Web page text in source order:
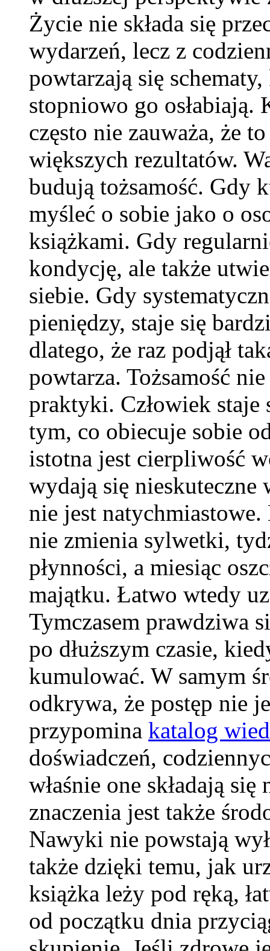
Życie nie składa się
wydarzeń, lecz z
powtarzają się
stopniowo go osłabiają.
często nie zauważa, że
większych rezultatów.
budują tożsamość. Gdy
myśleć o sobie jako o
książkami. Gdy
kondycję, ale także
siebie. Gdy
pieniędzy, staje się
dlatego, że raz podjął
powtarza. Tożsamość
praktyki. Człowiek staje
tym, co obiecuje sobie
istotna jest cierpliwość
wydają się nieskuteczne
nie jest
nie zmienia sylwetki,
płynności, a miesiąc
majątku. Łatwo wtedy
Tymczasem prawdziwa
po dłuższym czasie,
kumulować. W samym
odkrywa, że postęp nie
przypomina katalog
doświadczeń,
właśnie one składają
znaczenia jest także
Nawyki nie powstają
także dzięki temu, jak
książka leży pod ręką,
od początku dnia